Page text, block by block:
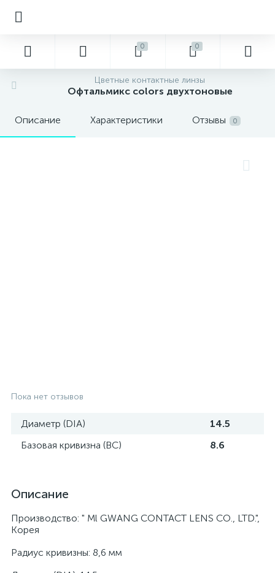
0 0
Цветные контактные линзы
Офтальмикс colors двухтоновые
Описание Характеристики Отзывы 0
Пока нет отзывов
Диаметр (DIA)
14.5
Базовая кривизна (BC)
8.6
Описание
Производство: " Ml GWANG CONTACT LENS CO., LTD.",
Корея
Радиус кривизны: 8,6 мм